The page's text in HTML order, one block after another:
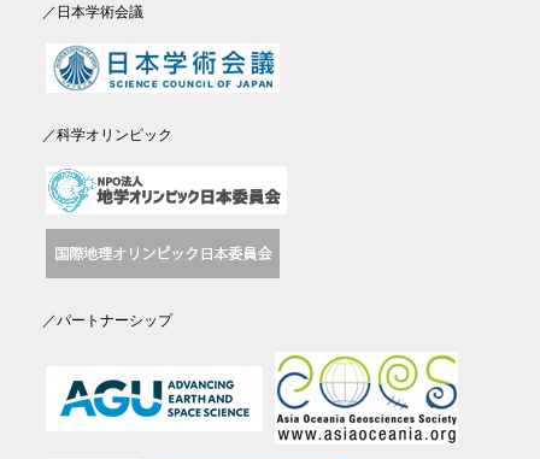
／日本学術会議
／科学オリンピック
／パートナーシップ